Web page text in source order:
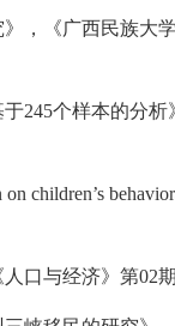
，《广西民族大
于245个样本的分析
children’s
人口与经济》第02